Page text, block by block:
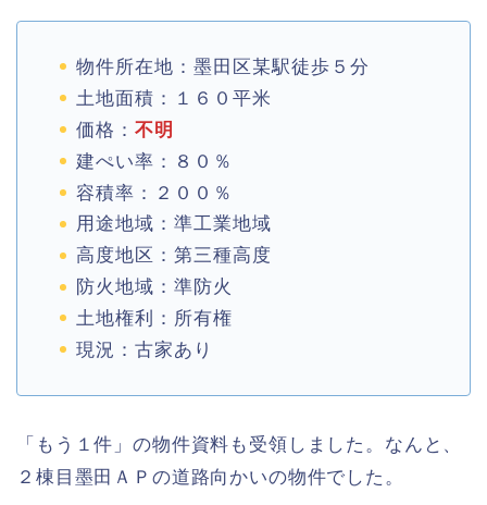
物件所在地：墨田区某駅徒歩５分
土地面積：１６０平米
価格： 不明
建ぺい率：８０％
容積率：２００％
用途地域：準工業地域
高度地区：第三種高度
防火地域：準防火
土地権利：所有権
現況：古家あり
「もう１件」の物件資料も受領しました。なんと、
２棟目墨田ＡＰの道路向かいの物件でした。